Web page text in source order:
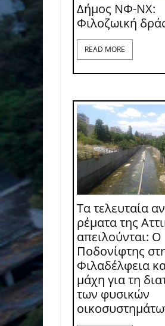
Δήμος ΝΦ-ΝΧ:
Φιλοζωική
READ MORE
Τα τελευταία
ρέματα της
απειλούνται: Ο
Ποδονίφτης
Φιλαδέλφεια
μάχη για τη
των φυσικών